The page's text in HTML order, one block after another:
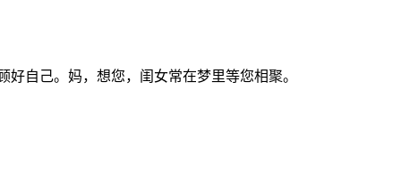
自己。妈，想您，闺女常在梦里等您相聚。